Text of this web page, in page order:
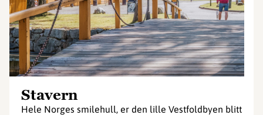
Stavern
Hele Norges smilehull, er den lille Vestfoldbyen blitt